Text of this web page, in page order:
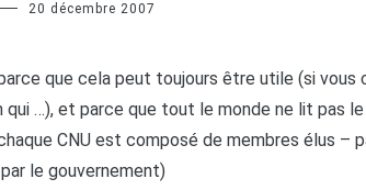
20 décembre 2007
que cela peut toujours être utile (si vous
qui …), et parce que tout le monde ne lit pas
CNU est composé de membres élus –
le gouvernement)